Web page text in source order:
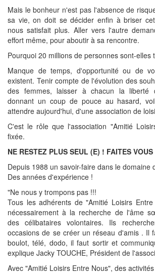
Mais le bonheur n'est pas l'absence de
sa vie, on doit se décider enfin à briser
nous satisfait plus. Aller vers l'autre
effort même, pour aboutir à sa rencontre.
Pourquoi 20 millions de personnes sont-elles
Manque de temps, d'opportunité ou de
existent. Tenir compte de l'évolution des
des femmes, laisser à chacun la liberté
donnant un coup de pouce au hasard,
attendre aujourd'hui, d'une association de
C'est le rôle que l'association "Amitié
fixée.
NE RESTEZ PLUS SEUL (E) ! FAITES
Depuis 1988 un savoir-faire dans le domaine
Des années d'expérience !
"Ne nous y trompons pas !!!
Tous les adhérents de "Amitié Loisirs
nécessairement à la recherche de l'âme
des célibataires volontaires. Ils
occasions de se créer un réseau d'amis . Il
boulot, télé, dodo, il faut sortir et
explique Jacky TOUCHE, Président de
Avec "Amitié Loisirs Entre Nous", des